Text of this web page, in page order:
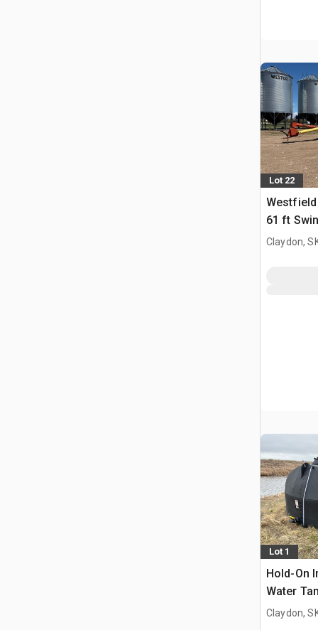
Lot 22
Westfield
61 ft
Claydon,
Lot 1
Hold-On
Water
Claydon,